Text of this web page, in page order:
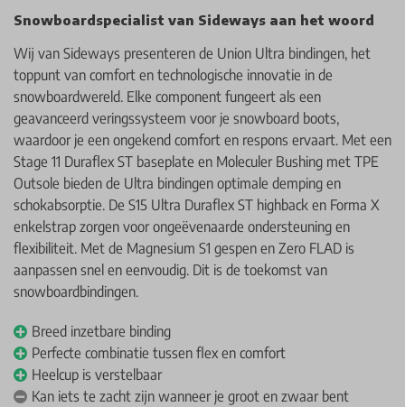
Snowboardspecialist van Sideways aan het woord
Wij van Sideways presenteren de Union Ultra bindingen, het
toppunt van comfort en technologische innovatie in de
snowboardwereld. Elke component fungeert als een
geavanceerd veringssysteem voor je snowboard boots,
waardoor je een ongekend comfort en respons ervaart. Met een
Stage 11 Duraflex ST baseplate en Moleculer Bushing met TPE
Outsole bieden de Ultra bindingen optimale demping en
schokabsorptie. De S15 Ultra Duraflex ST highback en Forma X
enkelstrap zorgen voor ongeëvenaarde ondersteuning en
flexibiliteit. Met de Magnesium S1 gespen en Zero FLAD is
aanpassen snel en eenvoudig. Dit is de toekomst van
snowboardbindingen.
Breed inzetbare binding
Perfecte combinatie tussen flex en comfort
Heelcup is verstelbaar
Kan iets te zacht zijn wanneer je groot en zwaar bent